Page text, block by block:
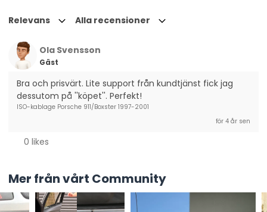
Relevans Alla recensioner
Ola Svensson
Gäst
Bra och prisvärt. Lite support från kundtjänst fick jag
dessutom på ''köpet''. Perfekt!
ISO-kablage Porsche 911/Boxster 1997-2001
för 4 år sen
0 likes
Mer från vårt Community